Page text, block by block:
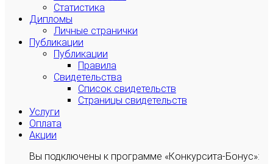
Статистика
Дипломы
Личные странички
Публикации
Публикации
Правила
Свидетельства
Список свидетельств
Страницы свидетельств
Услуги
Оплата
Акции
Вы подключены к программе «Конкурсита-Бонус»: